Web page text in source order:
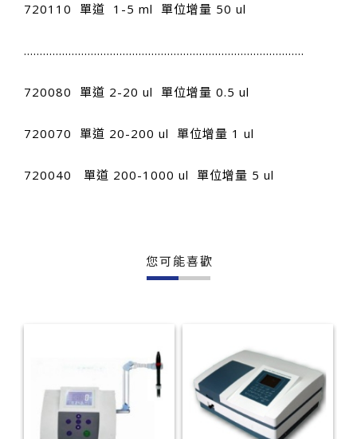
720110 單道 1-5 ml 單位增量 50 ul
........................................................................................
720080 單道 2-20 ul 單位增量 0.5 ul
720070 單道 20-200 ul 單位增量 1 ul
720040 單道 200-1000 ul 單位增量 5 ul
您可能喜歡